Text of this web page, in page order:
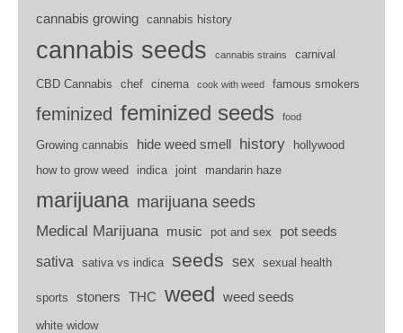
cannabis growing cannabis history
cannabis seeds cannabis strains carnival
CBD Cannabis chef cinema cook with weed famous smokers
feminized feminized seeds food
Growing cannabis hide weed smell history
hollywood
how to grow weed
indica joint mandarin haze
marijuana marijuana seeds
Medical Marijuana
music pot and sex pot seeds
sativa sativa vs indica seeds sex sexual health
sports stoners THC weed weed seeds
white widow